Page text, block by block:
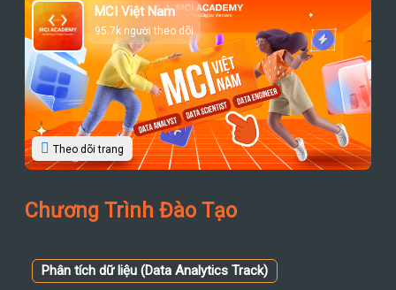
MCI Việt Nam
95.7k người theo dõi
Theo dõi trang
Chương Trình Đào Tạo
Phân tích dữ liệu (Data Analytics Track)